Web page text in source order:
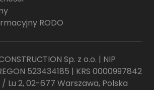
RODO
Sp. z o.o. | NIP
523434185 | KRS 0000997842
Lu 2, 02-677 Warszawa, Polska